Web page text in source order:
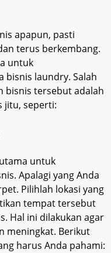
apapun, pasti
terus berkembang.
untuk
bisnis laundry. Salah
bisnis tersebut adalah
jitu, seperti:
untuk
Apalagi yang Anda
Pilihlah lokasi yang
tempat tersebut
Hal ini dilakukan agar
meningkat. Berikut
harus Anda pahami: